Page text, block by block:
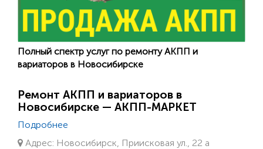
Полный спектр услуг по ремонту АКПП и
вариаторов в Новосибирске
Ремонт АКПП и вариаторов в
Новосибирске — АКПП-МАРКЕТ
Подробнее
Адрес: Новосибирск, Приисковая ул., 22 а